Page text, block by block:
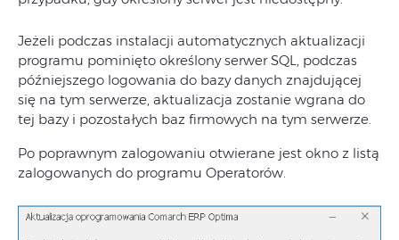
Jeżeli podczas instalacji automatycznych aktualizacji
programu pominięto określony serwer SQL, podczas
późniejszego logowania do bazy danych znajdującej
się na tym serwerze, aktualizacja zostanie wgrana do
tej bazy i pozostałych baz firmowych na tym serwerze.
Po poprawnym zalogowaniu otwierane jest okno z listą
zalogowanych do programu Operatorów.